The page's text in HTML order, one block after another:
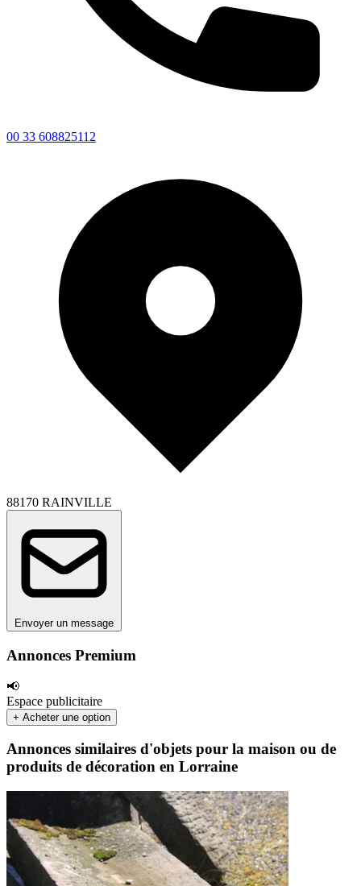
Annonces Premium
📢
Espace publicitaire
+ Acheter une option
00 33 608825112
88170 RAINVILLE
Envoyer un message
Annonces similaires d'objets pour la maison ou de
produits de décoration en Lorraine